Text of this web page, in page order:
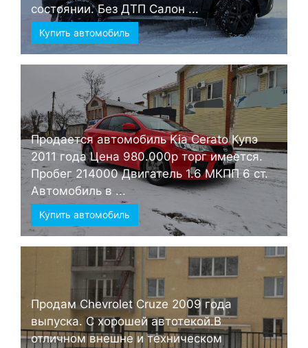
состоянии. Без ДТП Салон ...
Купить автомобиль
Продается автомобиль Kia Cerato Купэ
2011 года Цена 980.000р торг имеется.
Пробег 214000 Двигатель 1.6 МКПП 6 ст.
Автомобиль в ...
Купить автомобиль
Продам Chevrolet Cruze 2009 года
выпуска. С хорошей автотекой.В
отличном внешне и техническом